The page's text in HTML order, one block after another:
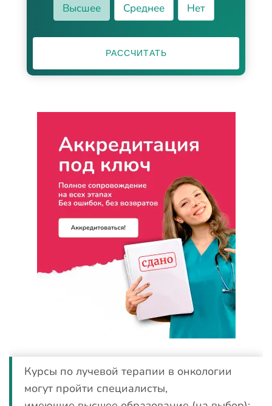
Высшее
Среднее Нет
РАССЧИТАТЬ
Курсы по лучевой терапии в онкологии
могут пройти специалисты,